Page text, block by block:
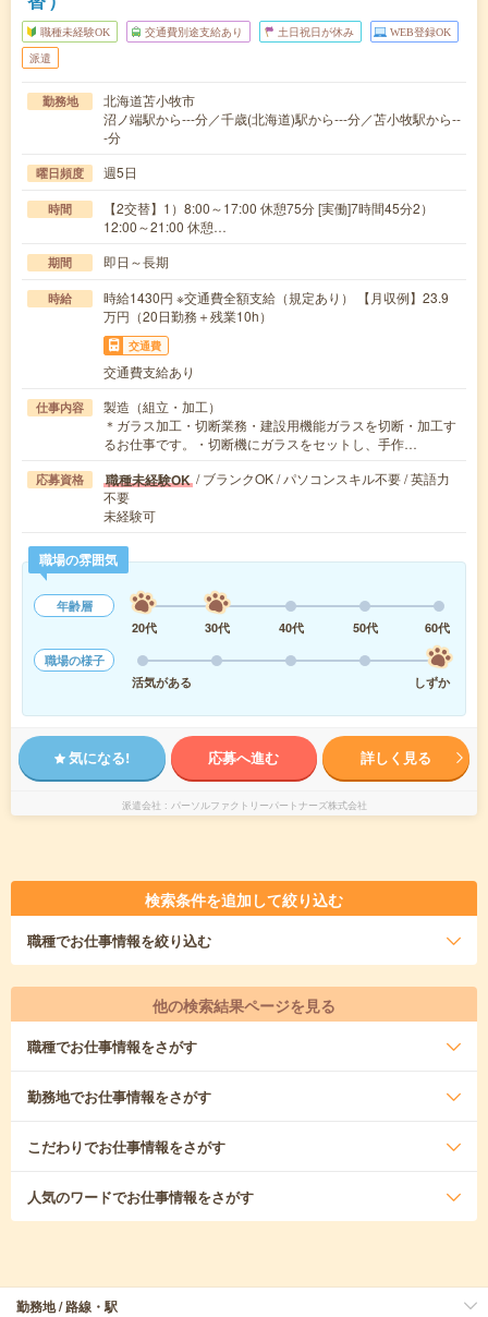
職種未経験OK 交通費別途支給あり 土日祝日が休み WEB登録OK
派遣
勤務地
北海道苫小牧市
沼ノ端駅から---分／千歳(北海道)駅から---分／苫小牧駅から--
-分
曜日頻度 週5日
時間
【2交替】1）8:00～17:00 休憩75分 [実働]7時間45分2）
12:00～21:00 休憩…
期間 即日～長期
時給
時給1430円 ※交通費全額支給（規定あり） 【月収例】23.9
万円（20日勤務＋残業10h）
交通費
交通費支給あり
仕事内容
製造（組立・加工）
＊ガラス加工・切断業務・建設用機能ガラスを切断・加工す
るお仕事です。・切断機にガラスをセットし、手作…
応募資格 職種未経験OK / ブランクOK / パソコンスキル不要 / 英語力
不要
未経験可
職場の雰囲気
年齢層
20代
30代 40代 50代
60代
職場の様子
活気がある
しずか
気になる! 応募へ進む 詳しく見る
派遣会社 パーソルファクトリーパートナーズ株式会社
検索条件を追加して絞り込む
職種でお仕事情報を絞り込む
他の検索結果ページを見る
職種でお仕事情報をさがす
勤務地でお仕事情報をさがす
こだわりでお仕事情報をさがす
人気のワードでお仕事情報をさがす
勤務地 / 路線・駅